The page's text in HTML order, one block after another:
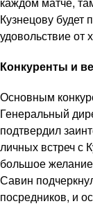
Кузнецову будет
удовольствие от
Конкуренты и
Основным
Генеральный
подтвердил
личных встреч с
большое
Савин
посредников, и